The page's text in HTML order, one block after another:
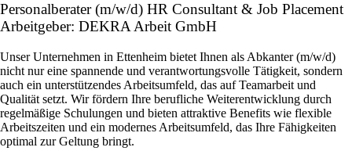
Personalberater (m/w/d) HR Consultant & Job Placement
Arbeitgeber: DEKRA Arbeit GmbH
Unser Unternehmen in Ettenheim bietet Ihnen als Abkanter (m/w/d)
nicht nur eine spannende und verantwortungsvolle Tätigkeit, sondern
auch ein unterstützendes Arbeitsumfeld, das auf Teamarbeit und
Qualität setzt. Wir fördern Ihre berufliche Weiterentwicklung durch
regelmäßige Schulungen und bieten attraktive Benefits wie flexible
Arbeitszeiten und ein modernes Arbeitsumfeld, das Ihre Fähigkeiten
optimal zur Geltung bringt.